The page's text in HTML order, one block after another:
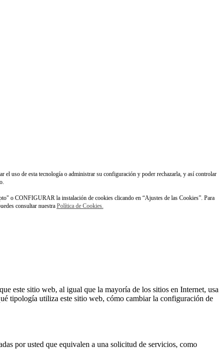
el uso de esta tecnología o administrar su configuración y poder rechazarla, y así controlar
o CONFIGURAR la instalación de cookies clicando en “Ajustes de las Cookies”. Para
consultar nuestra Política de Cookies.
este sitio web, al igual que la mayoría de los sitios en Internet, usa
tipología utiliza este sitio web, cómo cambiar la configuración de
por usted que equivalen a una solicitud de servicios, como